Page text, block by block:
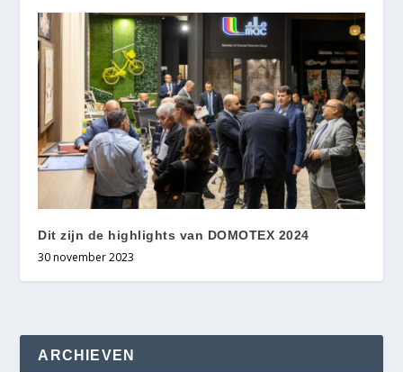
Dit zijn de highlights van DOMOTEX 2024
30 november 2023
ARCHIEVEN